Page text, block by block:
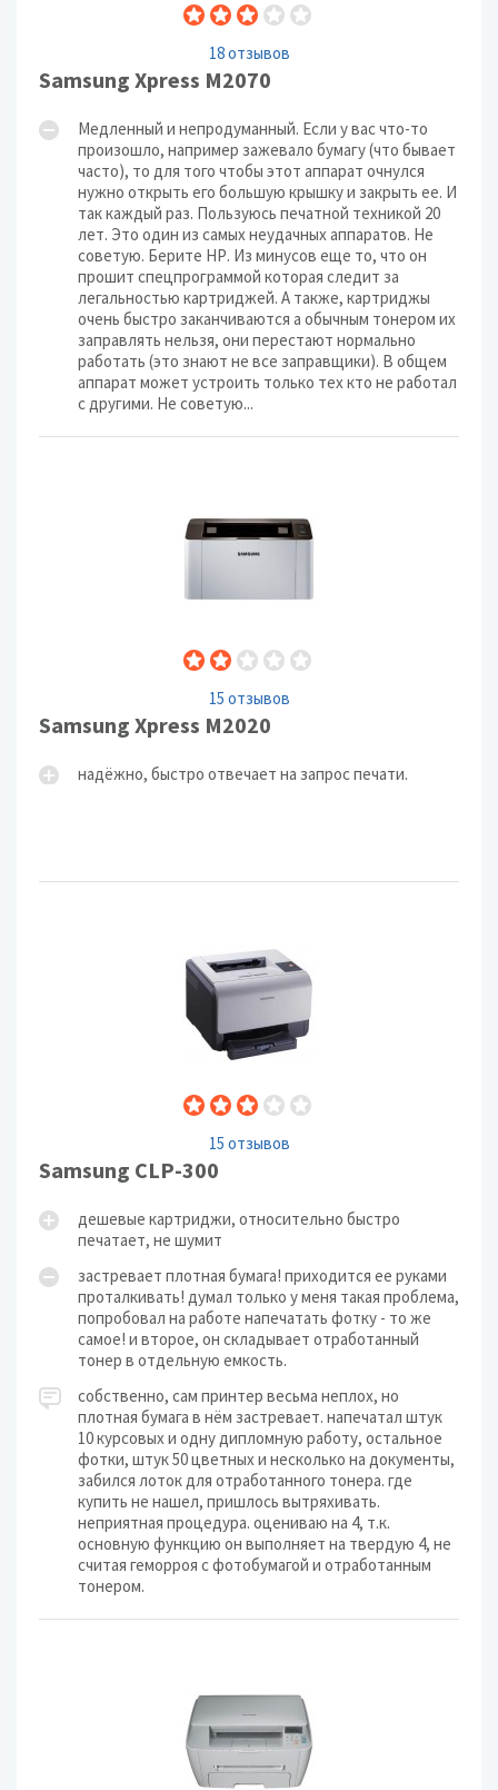
18 отзывов
Samsung Xpress M2070
Медленный и непродуманный. Если у вас что-то
произошло, например зажевало бумагу (что бывает
часто), то для того чтобы этот аппарат очнулся
нужно открыть его большую крышку и закрыть ее. И
так каждый раз. Пользуюсь печатной техникой 20
лет. Это один из самых неудачных аппаратов. Не
советую. Берите НР. Из минусов еще то, что он
прошит спецпрограммой которая следит за
легальностью картриджей. А также, картриджы
очень быстро заканчиваются а обычным тонером их
заправлять нельзя, они перестают нормально
работать (это знают не все заправщики). В общем
аппарат может устроить только тех кто не работал
с другими. Не советую...
15 отзывов
Samsung Xpress M2020
надёжно, быстро отвечает на запрос печати.
15 отзывов
Samsung CLP-300
дешевые картриджи, относительно быстро
печатает, не шумит
застревает плотная бумага! приходится ее руками
проталкивать! думал только у меня такая проблема,
попробовал на работе напечатать фотку - то же
самое! и второе, он складывает отработанный
тонер в отдельную емкость.
собственно, сам принтер весьма неплох, но
плотная бумага в нём застревает. напечатал штук
10 курсовых и одну дипломную работу, остальное
фотки, штук 50 цветных и несколько на документы,
забился лоток для отработанного тонера. где
купить не нашел, пришлось вытряхивать.
неприятная процедура. оцениваю на 4, т.к.
основную функцию он выполняет на твердую 4, не
считая геморроя с фотобумагой и отработанным
тонером.